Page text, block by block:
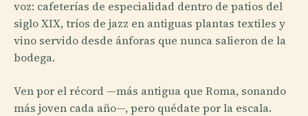
voz: cafeterías de especialidad dentro de patios del
siglo XIX, tríos de jazz en antiguas plantas textiles y
vino servido desde ánforas que nunca salieron de la
bodega.
Ven por el récord —más antigua que Roma, sonando
más joven cada año—, pero quédate por la escala.